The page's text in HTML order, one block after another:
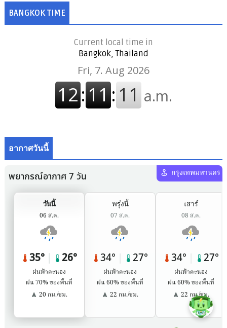
BANGKOK TIME
Current local time in
Bangkok, Thailand
อากาศวันนี้